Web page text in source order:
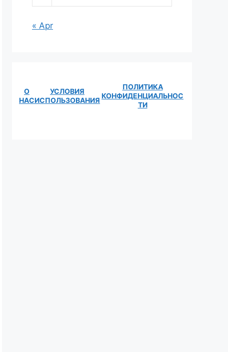
« Apr
О
НАС
УСЛОВИЯ
ИСПОЛЬЗОВАНИЯ
ПОЛИТИКА
КОНФИДЕНЦИАЛЬНОС
ТИ